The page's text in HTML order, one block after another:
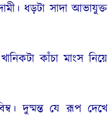
ধড়টা সাদা আভাযুক্ত
কাঁচা মাংস নিয়ে
দুষ্মন্ত যে রূপ দেখে